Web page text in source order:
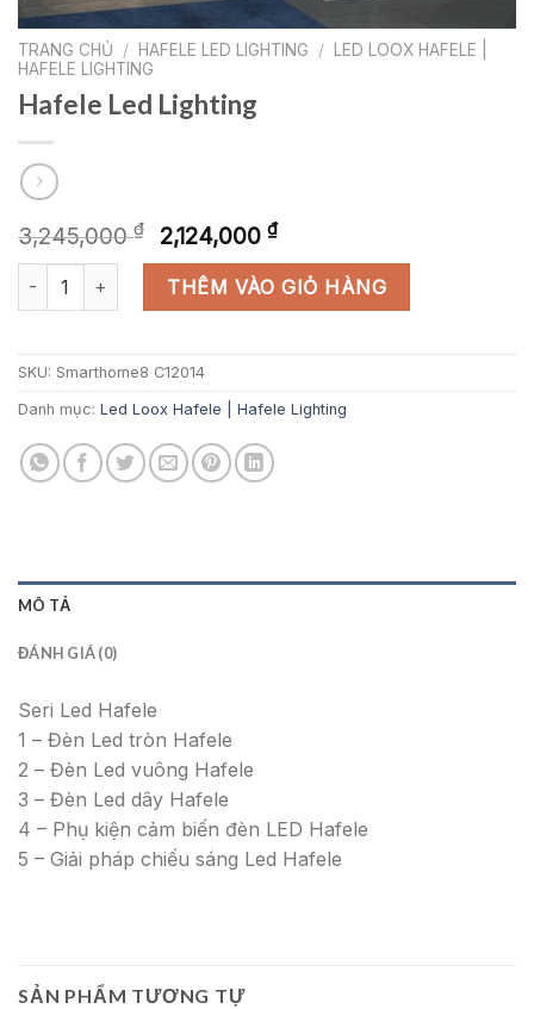
TRANG CHỦ / HAFELE LED LIGHTING /
LED LOOX HAFELE |
HAFELE LIGHTING
Hafele Led Lighting
3,245,000₫
Giá
gốc
là:
3,245,000 ₫.
2,124,000 ₫Giá
hiện
tại
là:
2,124,000 ₫.
Hafele Led Lighting số lượngTHÊM VÀO GIỎ HÀNG
SKU: Smarthome8 C12014
Danh mục: Led Loox Hafele | Hafele Lighting
MÔ TẢ
ĐÁNH GIÁ (0)
Seri Led Hafele
1 – Đèn Led tròn Hafele
2 – Đèn Led vuông Hafele
3 – Đèn Led dây Hafele
4 – Phụ kiện cảm biến đèn LED Hafele
5 – Giải pháp chiếu sáng Led Hafele
SẢN PHẨM TƯƠNG TỰ